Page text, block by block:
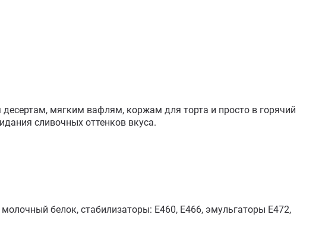
мягким вафлям, коржам для торта и просто в горячий
сливочных оттенков вкуса.
белок, стабилизаторы: Е460, Е466, эмульгаторы Е472,